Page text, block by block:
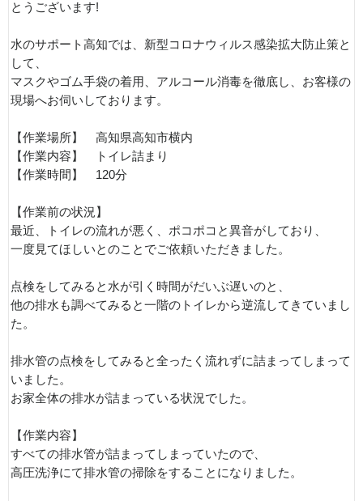
とうございます!
水のサポート高知では、新型コロナウィルス感染拡大防止策と
して、
マスクやゴム手袋の着用、アルコール消毒を徹底し、お客様の
現場へお伺いしております。
【作業場所】 高知県高知市横内
【作業内容】 トイレ詰まり
【作業時間】 120分
【作業前の状況】
最近、トイレの流れが悪く、ポコポコと異音がしており、
一度見てほしいとのことでご依頼いただきました。
点検をしてみると水が引く時間がだいぶ遅いのと、
他の排水も調べてみると一階のトイレから逆流してきていまし
た。
排水管の点検をしてみると全ったく流れずに詰まってしまって
いました。
お家全体の排水が詰まっている状況でした。
【作業内容】
すべての排水管が詰まってしまっていたので、
高圧洗浄にて排水管の掃除をすることになりました。